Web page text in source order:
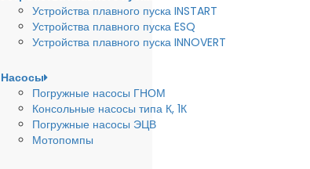
Устройства плавного пуска INSTART
Устройства плавного пуска ESQ
Устройства плавного пуска INNOVERT
Насосы
Погружные насосы ГНОМ
Консольные насосы типа К, 1К
Погружные насосы ЭЦВ
Мотопомпы